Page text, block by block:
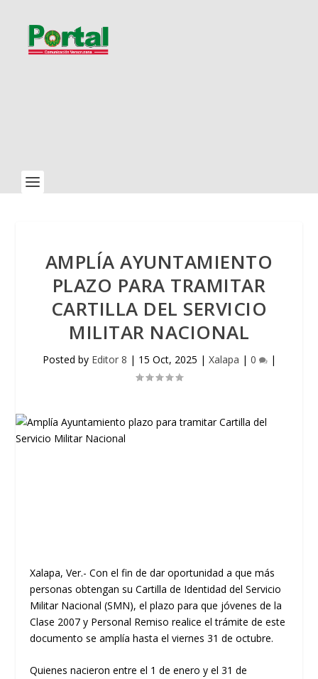
AMPLÍA AYUNTAMIENTO
PLAZO PARA TRAMITAR
CARTILLA DEL SERVICIO
MILITAR NACIONAL
Posted by Editor 8 | 15 Oct, 2025 | Xalapa | 0 |
Xalapa, Ver.- Con el fin de dar oportunidad a que más
personas obtengan su Cartilla de Identidad del Servicio
Militar Nacional (SMN), el plazo para que jóvenes de la
Clase 2007 y Personal Remiso realice el trámite de este
documento se amplía hasta el viernes 31 de octubre.
Quienes nacieron entre el 1 de enero y el 31 de